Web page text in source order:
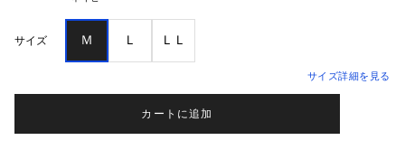
サイズ Ｍ Ｌ ＬＬ
サイズ詳細を見る
カートに追加